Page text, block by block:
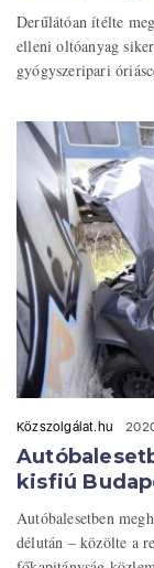
Derűlátóan ítélte
elleni oltóanyag
gyógyszeripari
Közszolgálat.hu
kisfiú
Autóbalesetben
délután – közölte a